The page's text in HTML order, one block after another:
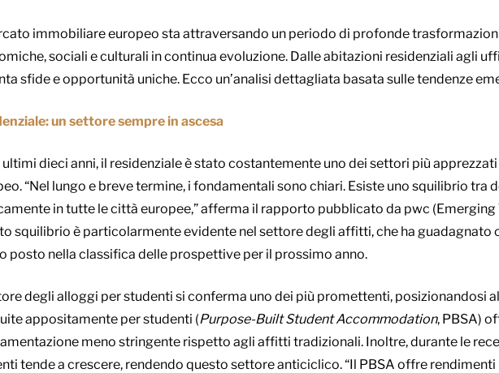
immobiliare europeo sta attraversando un periodo di profonde
sociali e culturali in continua evoluzione. Dalle abitazioni residenziali agli
sfide e opportunità uniche. Ecco un’analisi dettagliata basata sulle tendenze
un settore sempre in ascesa
ultimi dieci anni, il residenziale è stato costantemente uno dei settori più
“Nel lungo e breve termine, i fondamentali sono chiari. Esiste uno squilibrio tra
in tutte le città europee,” afferma il rapporto pubblicato da pwc (Emerging
squilibrio è particolarmente evidente nel settore degli affitti, che ha guadagnato
posto nella classifica delle prospettive per il prossimo anno.
degli alloggi per studenti si conferma uno dei più promettenti, posizionandosi
appositamente per studenti (Purpose-Built Student Accommodation, PBSA)
meno stringente rispetto agli affitti tradizionali. Inoltre, durante le
tende a crescere, rendendo questo settore anticiclico. “Il PBSA offre